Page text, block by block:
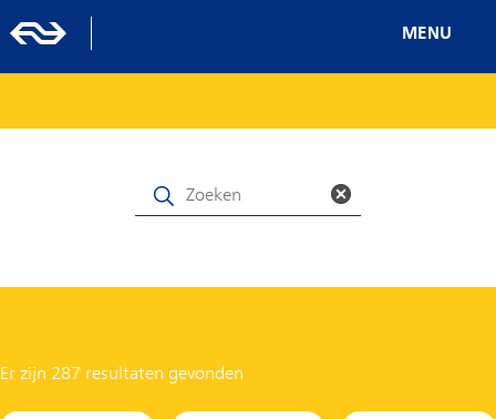
MENU
Er zijn 287 resultaten gevonden